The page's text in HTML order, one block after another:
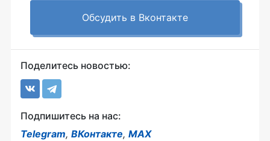
Обсудить в Вконтакте
Поделитесь новостью:
Подпишитесь на нас:
Telegram, ВКонтакте, MAX